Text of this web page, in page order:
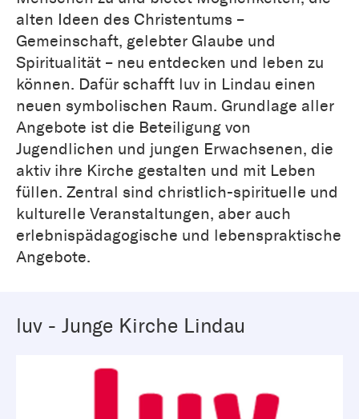
alten Ideen des Christentums –
Gemeinschaft, gelebter Glaube und
Spiritualität – neu entdecken und leben zu
können. Dafür schafft luv in Lindau einen
neuen symbolischen Raum. Grundlage aller
Angebote ist die Beteiligung von
Jugendlichen und jungen Erwachsenen, die
aktiv ihre Kirche gestalten und mit Leben
füllen. Zentral sind christlich-spirituelle und
kulturelle Veranstaltungen, aber auch
erlebnispädagogische und lebenspraktische
Angebote.
luv - Junge Kirche Lindau